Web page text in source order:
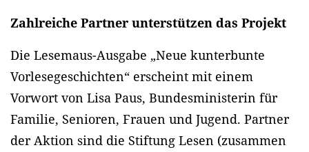
Zahlreiche Partner unterstützen das Projekt
Die Lesemaus-Ausgabe „Neue kunterbunte
Vorlesegeschichten“ erscheint mit einem
Vorwort von Lisa Paus, Bundesministerin für
Familie, Senioren, Frauen und Jugend. Partner
der Aktion sind die Stiftung Lesen (zusammen